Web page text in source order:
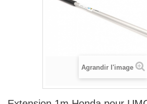
Agrandir l'image